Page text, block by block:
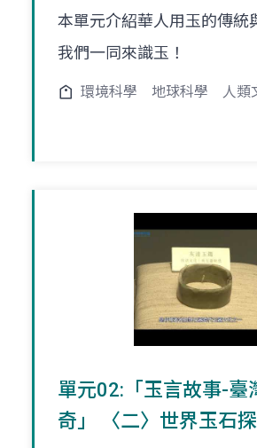
本單元介紹華人用玉的傳統
我們一同來識玉！
環境科學 地球科學 人類
單元02:「玉言故事-臺
奇」 〈二〉世界玉石